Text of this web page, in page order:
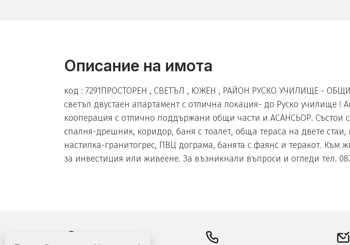
Описание на имота
код : 7291ПРОСТОРЕН , СВЕТЪЛ , ЮЖЕН , РАЙОН РУСКО УЧИЛИЩЕ -
светъл двустаен апартамент с отлична локация- до Руско училище !
кооперация с отлично поддържани общи части и АСАНСЬОР. Състои
спалня-дрешник, коридор, баня с тоалет, обща тераса на двете
настилка-гранитогрес, ПВЦ дограма, банята с фаянс и теракот. Към
за инвестиция или живеене. За възникнали въпроси и огледи тел.